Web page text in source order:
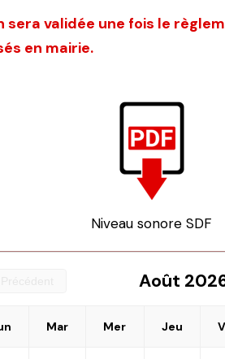
sera validée une fois le
en mairie.
Niveau sonore SDF
Août
Mar Mer Jeu